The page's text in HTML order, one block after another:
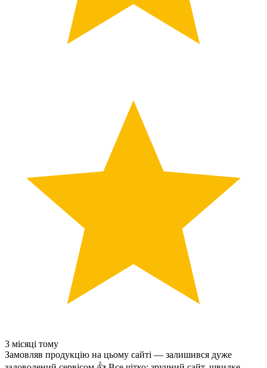
3 місяці тому
Замовляв продукцію на цьому сайті — залишився дуже